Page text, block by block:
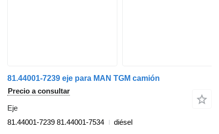
81.44001-7239 eje para MAN TGM camión
Precio a consultar
Eje
81.44001-7239 81.44001-7534
diésel